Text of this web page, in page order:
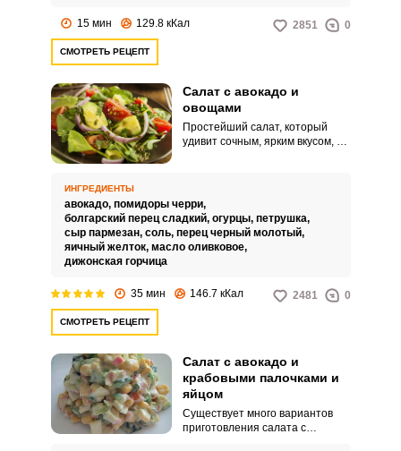
15 мин 129.8 кКал 2851 0
СМОТРЕТЬ РЕЦЕПТ
Салат с авокадо и
овощами
Простейший салат, который
удивит сочным, ярким вкусом, а
как отдельный перекус в
сочетании, например, с
румяными тостами.
ИНГРЕДИЕНТЫ
авокадо, помидоры черри,
болгарский перец сладкий, огурцы, петрушка,
сыр пармезан, соль, перец черный молотый,
яичный желток, масло оливковое,
дижонская горчица
35 мин 146.7 кКал 2481 0
СМОТРЕТЬ РЕЦЕПТ
Салат с авокадо и
крабовыми палочками и
яйцом
Существует много вариантов
приготовления салата с